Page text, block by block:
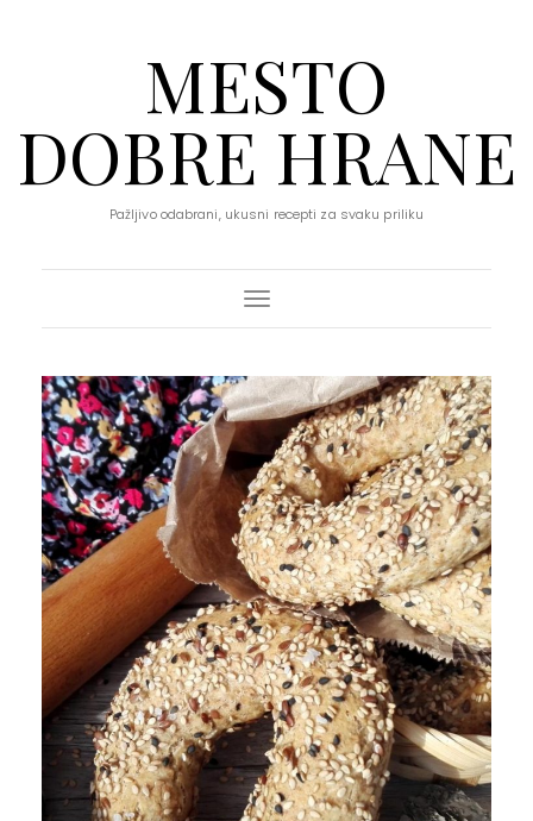
MESTO
DOBRE HRANE
Pažljivo odabrani, ukusni recepti za svaku priliku
Toggle Navigation